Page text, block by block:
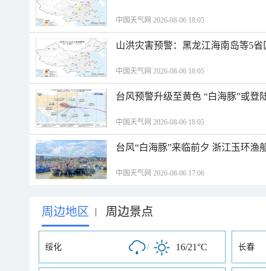
中国天气网 2026-08-06 18:05
山洪灾害预警：黑龙江海南岛等5
中国天气网 2026-08-06 18:05
台风预警升级至黄色 “白海豚”或登
中国天气网 2026-08-06 18:05
台风“白海豚”来临前夕 浙江玉环渔
中国天气网 2026-08-06 17:06
周边地区 | 周边景点
绥化 / 16/21°C 长春